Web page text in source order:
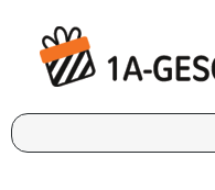
Hauptinhalt
springen
Ich
suche